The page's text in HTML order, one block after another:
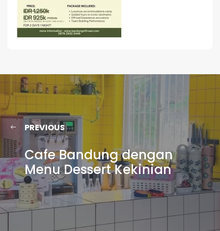
PREVIOUS
Cafe Bandung dengan
Menu Dessert Kekinian